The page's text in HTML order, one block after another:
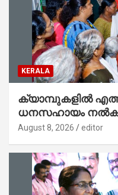
KERALA
ക്യാമ്പുകളിൽ
ധനസഹായം
അനിൽകുമാർ
August 8, 2026 editor